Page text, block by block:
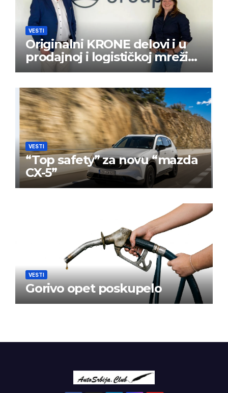
VESTI
Originalni KRONE delovi i u
prodajnoj i logističkoj mreži
BPW Aftermarket grupe
VESTI
“Top safety” za novu “mazda
CX-5”
VESTI
Gorivo opet poskupelo